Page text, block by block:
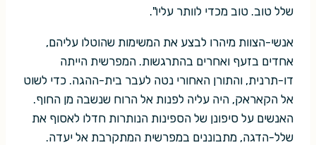
שלל טוב. טוב מכדי לוותר עליו".
אנשי-הצוות מיהרו לבצע את המשימות שהוטלו עליהם,
אחדים בזעף ואחרים בהתרגשות. המפרשית הייתה
דו-תרנית, והתורן האחורי נטה לעבר בית-ההגה. כדי לשוט
אל הקאראק, היה עליה לפנות אל הרוח שנשבה מן החוף.
האנשים על סיפונן של הספינות הנותרות חדלו לאסוף את
שלל-הדגה, מתבוננים במפרשית המתקרבת אל יעדה.